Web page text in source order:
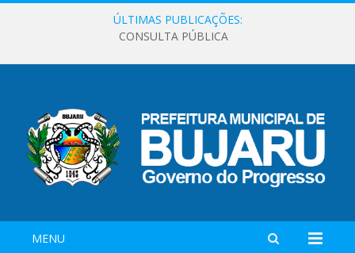
ÚLTIMAS PUBLICAÇÕES:
CONSULTA PÚBLICA
MENU